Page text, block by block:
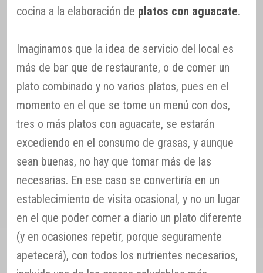
cocina a la elaboración de platos con aguacate.
Imaginamos que la idea de servicio del local es
más de bar que de restaurante, o de comer un
plato combinado y no varios platos, pues en el
momento en el que se tome un menú con dos,
tres o más platos con aguacate, se estarán
excediendo en el consumo de grasas, y aunque
sean buenas, no hay que tomar más de las
necesarias. En ese caso se convertiría en un
establecimiento de visita ocasional, y no un lugar
en el que poder comer a diario un plato diferente
(y en ocasiones repetir, porque seguramente
apetecerá), con todos los nutrientes necesarios,